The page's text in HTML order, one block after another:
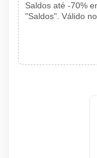
Saldos até -70%
"Saldos". Válido